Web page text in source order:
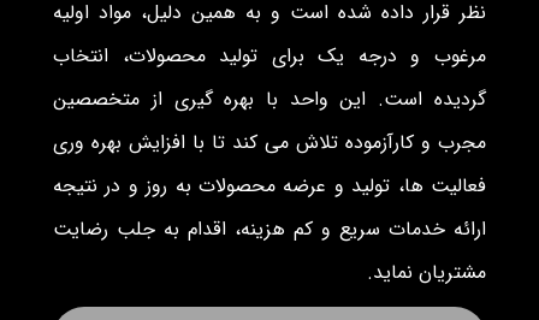
نظر قرار داده شده است و به همین دلیل، مواد اولیه
مرغوب و درجه یک برای تولید محصولات، انتخاب
گردیده است. این واحد با بهره گیری از متخصصین
مجرب و کارآزموده تلاش می کند تا با افزایش بهره وری
فعالیت ها، تولید و عرضه محصولات به روز و در نتیجه
ارائه خدمات سریع و کم هزینه، اقدام به جلب رضایت
مشتریان نماید.